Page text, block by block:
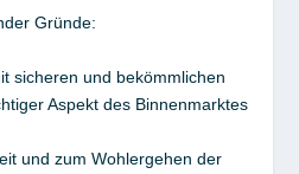
Gründe:
sicheren und bekömmlichen
Aspekt des Binnenmarktes
und zum Wohlergehen der